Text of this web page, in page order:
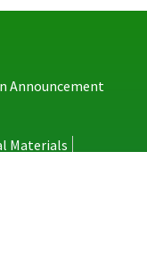
Announcement
Materials